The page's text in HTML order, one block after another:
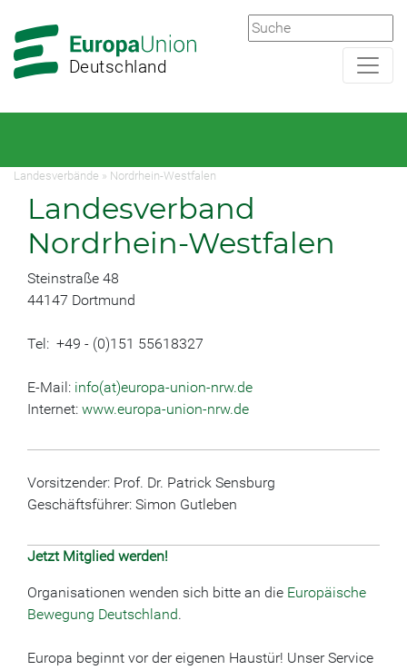
Hauptnavigation
Hauptbereich
Deutschland
Landesverbände » Nordrhein-Westfalen
Landesverband
Nordrhein-Westfalen
Steinstraße 48
44147 Dortmund
Tel: +49 - (0)151 55618327
E-Mail: info(at)europa-union-nrw.de
Internet: www.europa-union-nrw.de
Vorsitzender: Prof. Dr. Patrick Sensburg
Geschäftsführer: Simon Gutleben
Jetzt Mitglied werden!
Organisationen wenden sich bitte an die Europäische
Bewegung Deutschland.
Europa beginnt vor der eigenen Haustür! Unser Service